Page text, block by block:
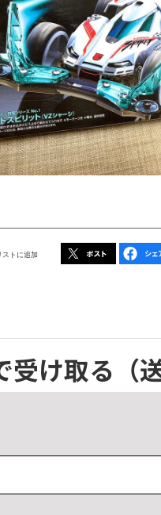
ストに追加
受け取る （